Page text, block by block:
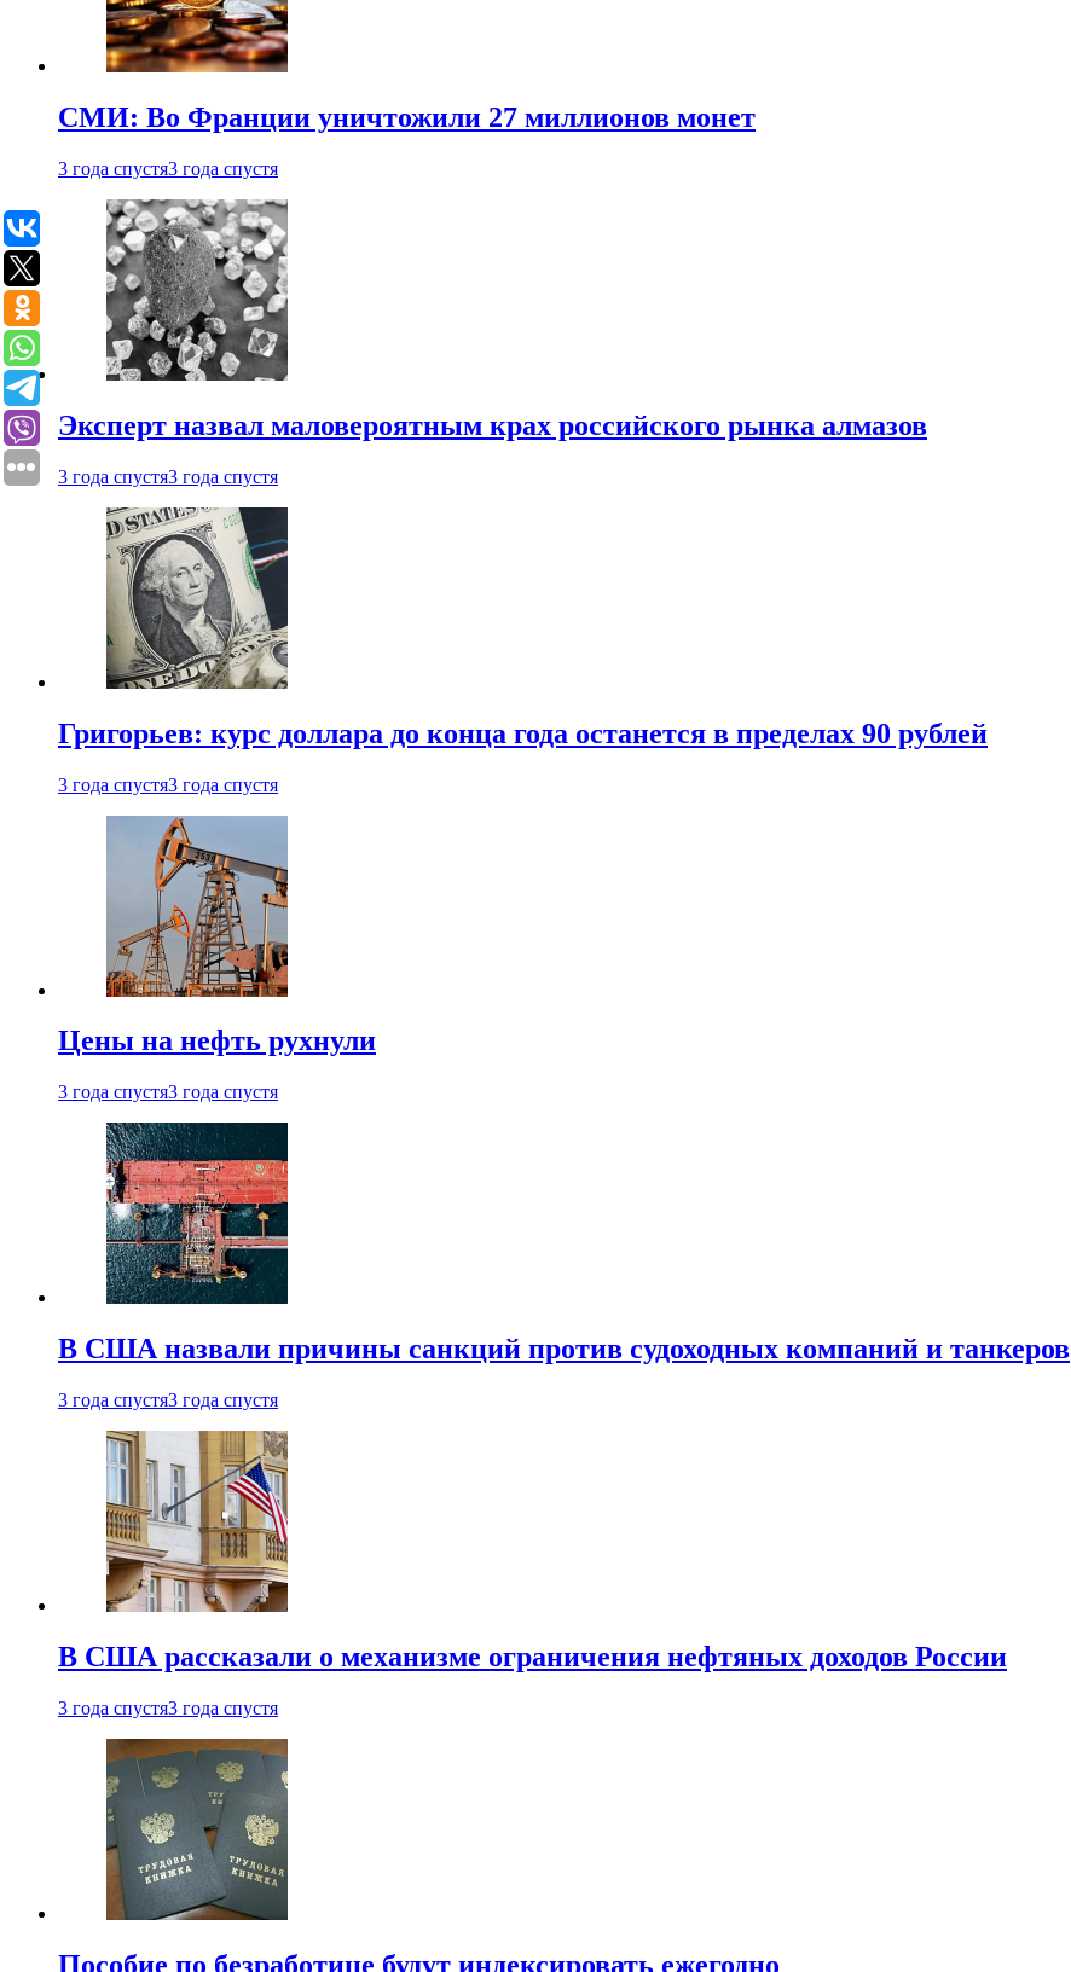
СМИ: Во Франции уничтожили 27 миллионов монет
3 года спустя3 года спустя
Эксперт назвал маловероятным крах российского рынка алмазов
3 года спустя3 года спустя
Григорьев: курс доллара до конца года останется в пределах 90 рублей
3 года спустя3 года спустя
Цены на нефть рухнули
3 года спустя3 года спустя
В США назвали причины санкций против судоходных компаний и танкеров
3 года спустя3 года спустя
В США рассказали о механизме ограничения нефтяных доходов России
3 года спустя3 года спустя
Пособие по безработице будут индексировать ежегодно